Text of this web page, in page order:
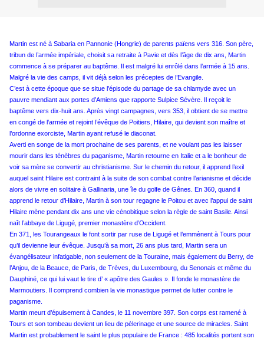
Martin est né à Sabaria en Pannonie (Hongrie) de parents païens vers 316. Son père,
tribun de l’armée impériale, choisit sa retraite à Pavie et dès l’âge de dix ans, Martin
commence à se préparer au baptême. Il est malgré lui enrôlé dans l’armée à 15 ans.
Malgré la vie des camps, il vit déjà selon les préceptes de l’Evangile.
C’est à cette époque que se situe l’épisode du partage de sa chlamyde avec un
pauvre mendiant aux portes d’Amiens que rapporte Sulpice Sévère. Il reçoit le
baptême vers dix-huit ans. Après vingt campagnes, vers 353, il obtient de se mettre
en congé de l’armée et rejoint l’évêque de Poitiers, Hilaire, qui devient son maître et
l’ordonne exorciste, Martin ayant refusé le diaconat.
Averti en songe de la mort prochaine de ses parents, et ne voulant pas les laisser
mourir dans les ténèbres du paganisme, Martin retourne en Italie et a le bonheur de
voir sa mère se convertir au christianisme. Sur le chemin du retour, il apprend l’exil
auquel saint Hilaire est contraint à la suite de son combat contre l’arianisme et décide
alors de vivre en solitaire à Gallinaria, une île du golfe de Gênes. En 360, quand il
apprend le retour d’Hilaire, Martin à son tour regagne le Poitou et avec l’appui de saint
Hilaire mène pendant dix ans une vie cénobitique selon la règle de saint Basile. Ainsi
naît l’abbaye de Ligugé, premier monastère d’Occident.
En 371, les Tourangeaux le font sortir par ruse de Ligugé et l’emmènent à Tours pour
qu’il devienne leur évêque. Jusqu’à sa mort, 26 ans plus tard, Martin sera un
évangélisateur infatigable, non seulement de la Touraine, mais également du Berry, de
l’Anjou, de la Beauce, de Paris, de Trèves, du Luxembourg, du Senonais et même du
Dauphiné, ce qui lui vaut le tire d’ « apôtre des Gaules ». Il fonde le monastère de
Marmoutiers. Il comprend combien la vie monastique permet de lutter contre le
paganisme.
Martin meurt d’épuisement à Candes, le 11 novembre 397. Son corps est ramené à
Tours et son tombeau devient un lieu de pèlerinage et une source de miracles. Saint
Martin est probablement le saint le plus populaire de France : 485 localités portent son